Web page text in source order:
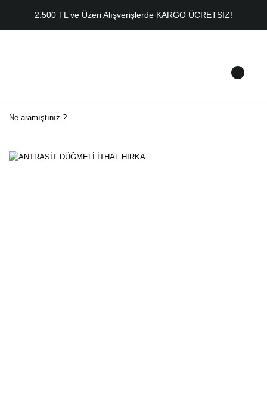
2.500 TL ve Üzeri Alışverişlerde KARGO ÜCRETSİZ!